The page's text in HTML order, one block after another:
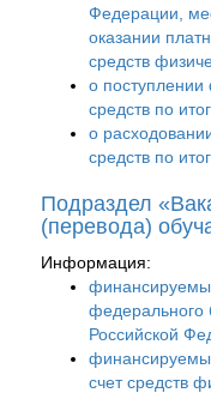
Федерации,
оказании
средств
о
средств по
о
средств по
Подраздел
(перевода)
Информация:
федерального
Российской
счет средств